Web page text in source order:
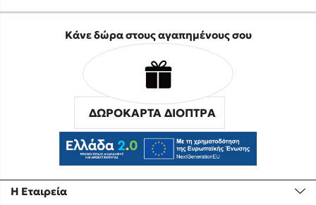
Η Εταιρεία
Κάνε δώρα στους αγαπημένους σου
ΔΩΡΟΚΑΡΤΑ ΔΙΟΠΤΡΑ